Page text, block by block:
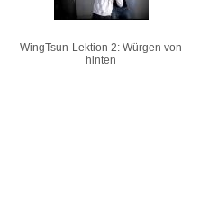
WingTsun-Lektion 2: Würgen von
hinten